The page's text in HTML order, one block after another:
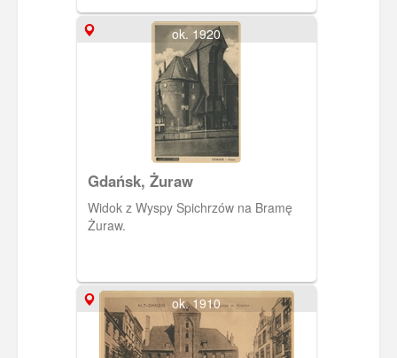
ok. 1920
Gdańsk, Żuraw
Widok z Wyspy Spichrzów na Bramę
Żuraw.
ok. 1910